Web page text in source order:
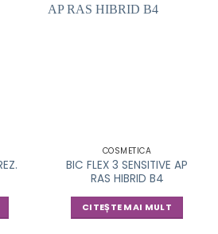
COSMETICA
BIC FLEX 3 SENSITIVE AP
RAS HIBRID B4
CITEȘTE MAI MULT